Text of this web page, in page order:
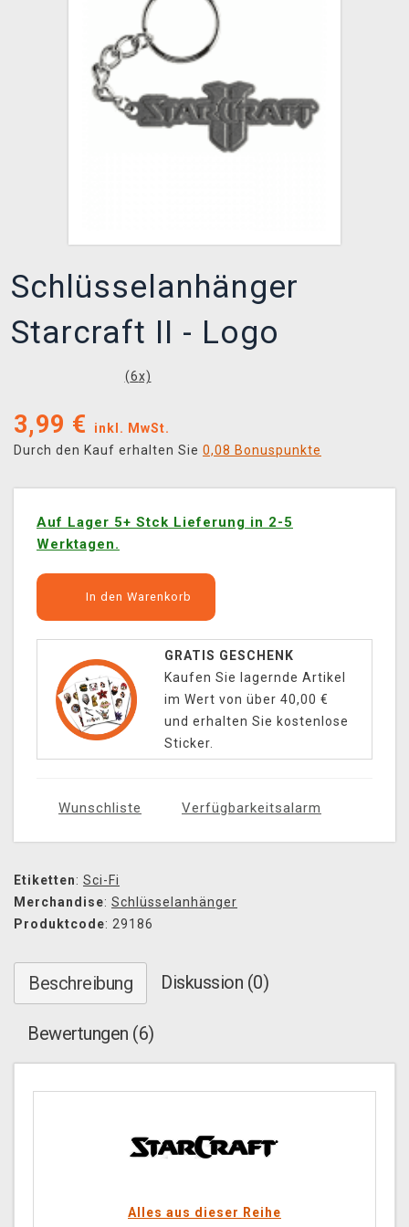
Schlüsselanhänger
Starcraft II - Logo
(6x)
3,99 €
inkl. MwSt.
Durch den Kauf erhalten Sie 0,08 Bonuspunkte
Auf Lager 5+ Stck Lieferung in 2-5
Werktagen.
In den Warenkorb
GRATIS GESCHENK
Kaufen Sie lagernde Artikel
im Wert von über 40,00 €
und erhalten Sie kostenlose
Sticker.
Wunschliste Verfügbarkeitsalarm
Etiketten: Sci-Fi
Merchandise: Schlüsselanhänger
Produktcode: 29186
Beschreibung Diskussion (0)
Bewertungen (6)
Alles aus dieser Reihe